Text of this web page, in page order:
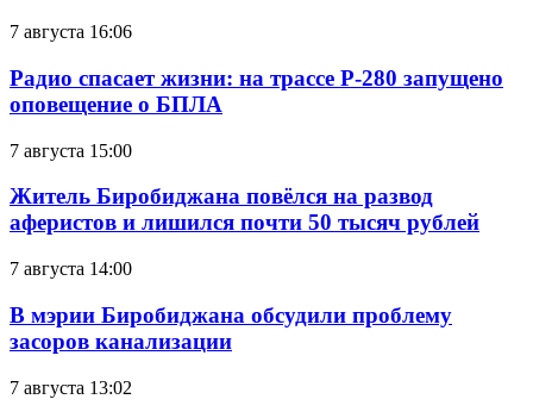
7 августа 16:06
Радио спасает жизни: на трассе Р-280 запущено
оповещение о БПЛА
7 августа 15:00
Житель Биробиджана повёлся на развод
аферистов и лишился почти 50 тысяч рублей
7 августа 14:00
В мэрии Биробиджана обсудили проблему
засоров канализации
7 августа 13:02